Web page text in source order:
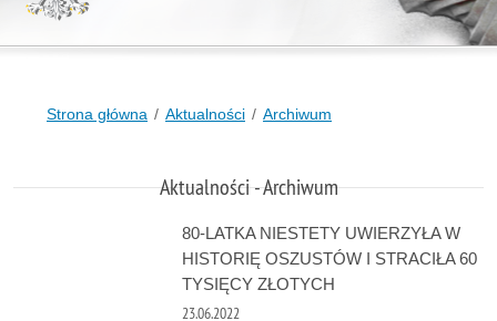
Strona główna Aktualności Archiwum
Aktualności - Archiwum
80-LATKA NIESTETY UWIERZYŁA W
HISTORIĘ OSZUSTÓW I STRACIŁA 60
TYSIĘCY ZŁOTYCH
23.06.2022